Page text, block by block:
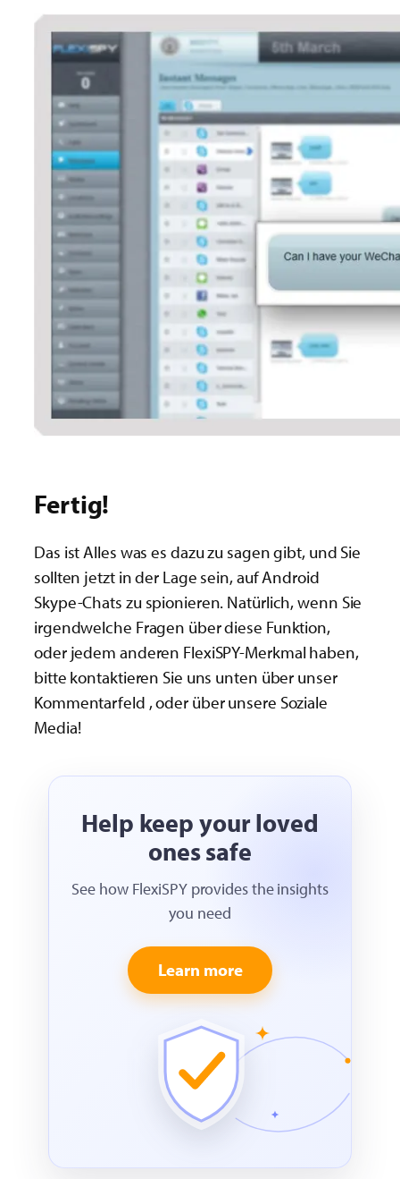
Fertig!
Das ist Alles was es dazu zu sagen gibt, und Sie
sollten jetzt in der Lage sein, auf Android
Skype-Chats zu spionieren. Natürlich, wenn Sie
irgendwelche Fragen über diese Funktion,
oder jedem anderen FlexiSPY-Merkmal haben,
bitte kontaktieren Sie uns unten über unser
Kommentarfeld , oder über unsere Soziale
Media!
Help keep your loved
ones safe
See how FlexiSPY provides the insights
you need
Learn more